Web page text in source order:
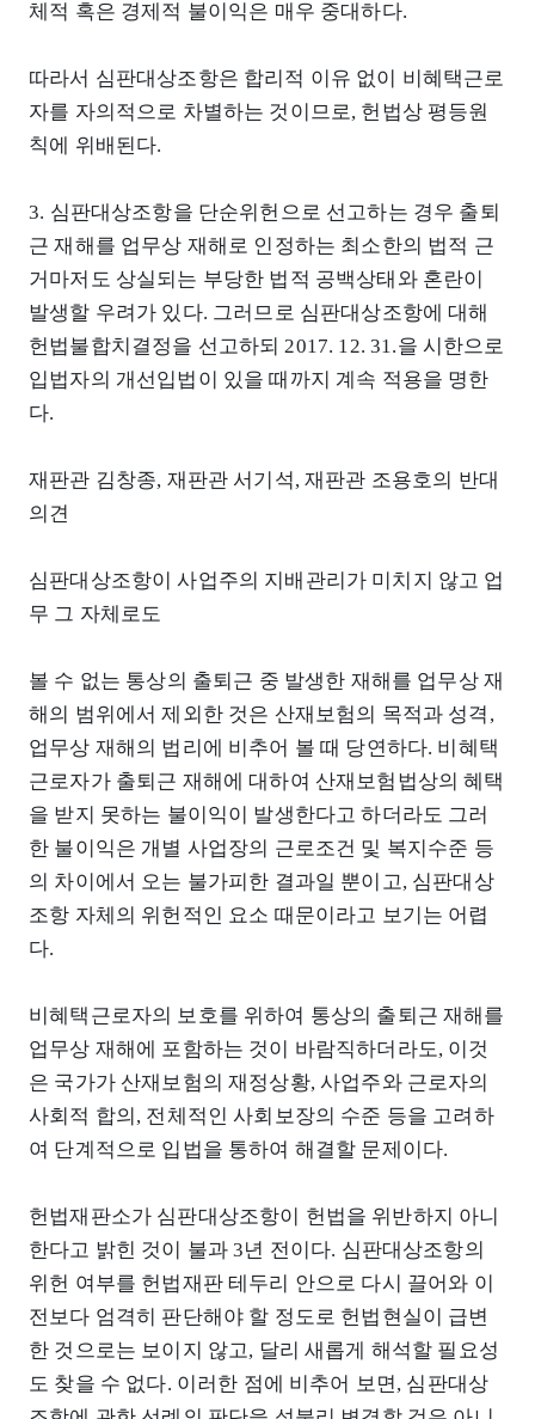
체적 혹은 경제적 불이익은 매우 중대하다.
따라서 심판대상조항은 합리적 이유 없이 비혜택근로
자를 자의적으로 차별하는 것이므로, 헌법상 평등원
칙에 위배된다.
3. 심판대상조항을 단순위헌으로 선고하는 경우 출퇴
근 재해를 업무상 재해로 인정하는 최소한의 법적 근
거마저도 상실되는 부당한 법적 공백상태와 혼란이
발생할 우려가 있다. 그러므로 심판대상조항에 대해
헌법불합치결정을 선고하되 2017. 12. 31.을 시한으로
입법자의 개선입법이 있을 때까지 계속 적용을 명한
다.
재판관 김창종, 재판관 서기석, 재판관 조용호의 반대
의견
심판대상조항이 사업주의 지배관리가 미치지 않고 업
무 그 자체로도
볼 수 없는 통상의 출퇴근 중 발생한 재해를 업무상 재
해의 범위에서 제외한 것은 산재보험의 목적과 성격,
업무상 재해의 법리에 비추어 볼 때 당연하다. 비혜택
근로자가 출퇴근 재해에 대하여 산재보험법상의 혜택
을 받지 못하는 불이익이 발생한다고 하더라도 그러
한 불이익은 개별 사업장의 근로조건 및 복지수준 등
의 차이에서 오는 불가피한 결과일 뿐이고, 심판대상
조항 자체의 위헌적인 요소 때문이라고 보기는 어렵
다.
비혜택근로자의 보호를 위하여 통상의 출퇴근 재해를
업무상 재해에 포함하는 것이 바람직하더라도, 이것
은 국가가 산재보험의 재정상황, 사업주와 근로자의
사회적 합의, 전체적인 사회보장의 수준 등을 고려하
여 단계적으로 입법을 통하여 해결할 문제이다.
헌법재판소가 심판대상조항이 헌법을 위반하지 아니
한다고 밝힌 것이 불과 3년 전이다. 심판대상조항의
위헌 여부를 헌법재판 테두리 안으로 다시 끌어와 이
전보다 엄격히 판단해야 할 정도로 헌법현실이 급변
한 것으로는 보이지 않고, 달리 새롭게 해석할 필요성
도 찾을 수 없다. 이러한 점에 비추어 보면, 심판대상